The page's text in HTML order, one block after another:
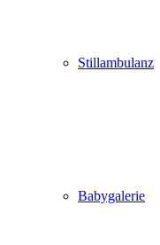
Stillambulanz
Babygalerie